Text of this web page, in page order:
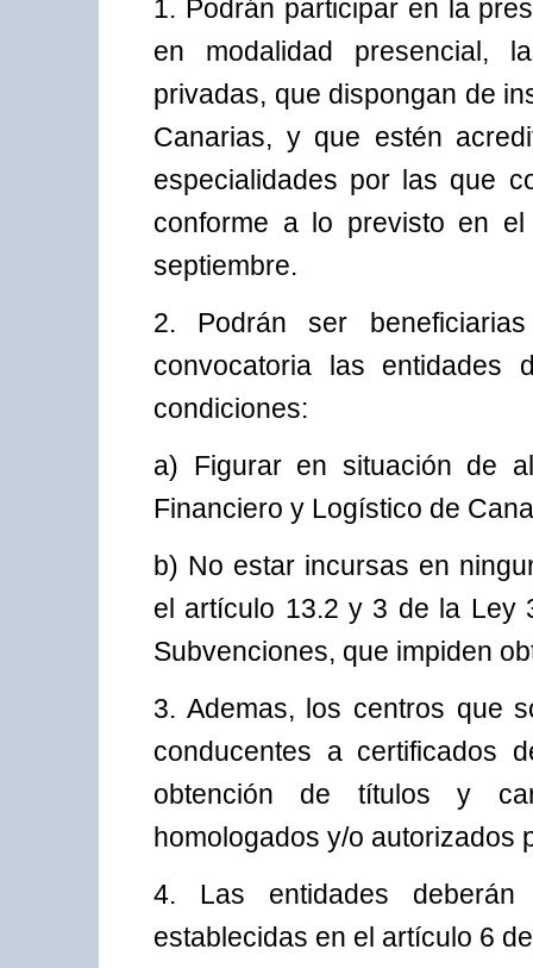
1. Podrán participar en la
en modalidad presencial,
privadas, que dispongan de
Canarias, y que estén
especialidades por las que
conforme a lo previsto en
septiembre.
2. Podrán ser
convocatoria las entidades
condiciones:
a) Figurar en situación de
Financiero y Logístico de
b) No estar incursas en
el artículo 13.2 y 3 de la Ley
Subvenciones, que impiden
3. Ademas, los centros que
conducentes a certificados
obtención de títulos y
homologados y/o autorizados
4. Las entidades
establecidas en el artículo 6